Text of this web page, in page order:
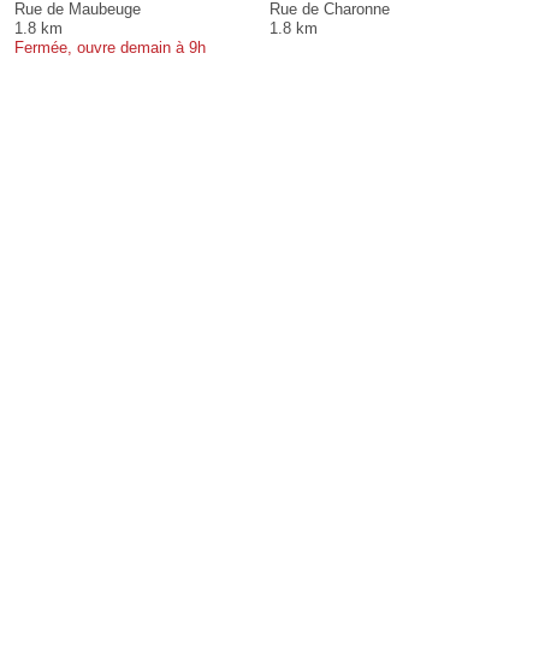
Rue de Maubeuge
1.8 km
Fermée, ouvre demain à 9h
Rue de Charonne
1.8 km